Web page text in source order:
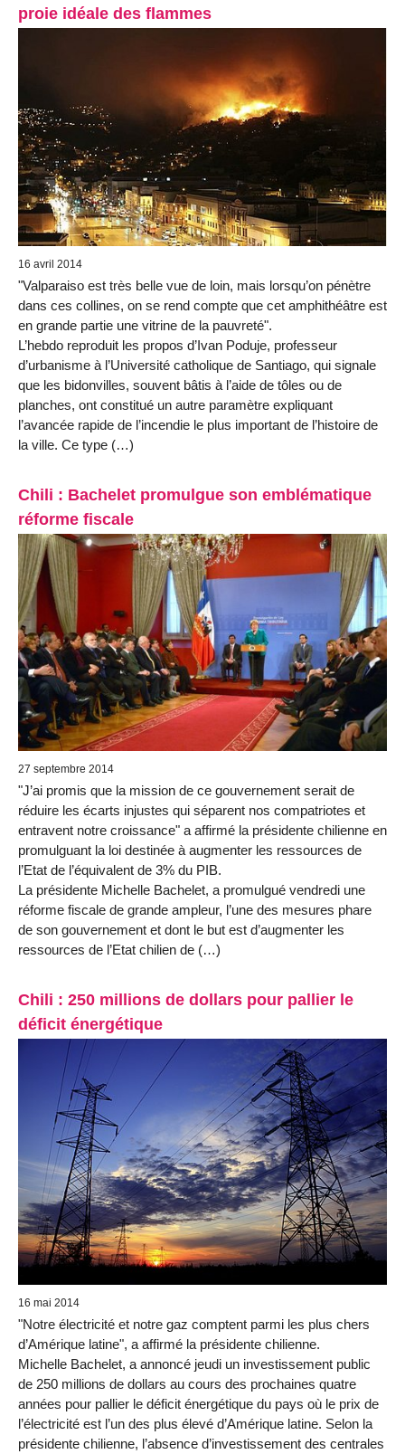
proie idéale des flammes
16 avril 2014
"Valparaiso est très belle vue de loin, mais lorsqu’on pénètre
dans ces collines, on se rend compte que cet amphithéâtre est
en grande partie une vitrine de la pauvreté".
L’hebdo reproduit les propos d’Ivan Poduje, professeur
d’urbanisme à l’Université catholique de Santiago, qui signale
que les bidonvilles, souvent bâtis à l’aide de tôles ou de
planches, ont constitué un autre paramètre expliquant
l’avancée rapide de l’incendie le plus important de l’histoire de
la ville. Ce type (…)
Chili : Bachelet promulgue son emblématique
réforme fiscale
27 septembre 2014
"J’ai promis que la mission de ce gouvernement serait de
réduire les écarts injustes qui séparent nos compatriotes et
entravent notre croissance" a affirmé la présidente chilienne en
promulguant la loi destinée à augmenter les ressources de
l’Etat de l’équivalent de 3% du PIB.
La présidente Michelle Bachelet, a promulgué vendredi une
réforme fiscale de grande ampleur, l’une des mesures phare
de son gouvernement et dont le but est d’augmenter les
ressources de l’Etat chilien de (…)
Chili : 250 millions de dollars pour pallier le
déficit énergétique
16 mai 2014
"Notre électricité et notre gaz comptent parmi les plus chers
d’Amérique latine", a affirmé la présidente chilienne.
Michelle Bachelet, a annoncé jeudi un investissement public
de 250 millions de dollars au cours des prochaines quatre
années pour pallier le déficit énergétique du pays où le prix de
l’électricité est l’un des plus élevé d’Amérique latine. Selon la
présidente chilienne, l’absence d’investissement des centrales